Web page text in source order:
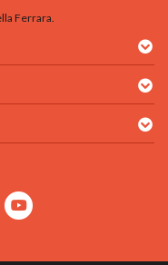
Ferrara.